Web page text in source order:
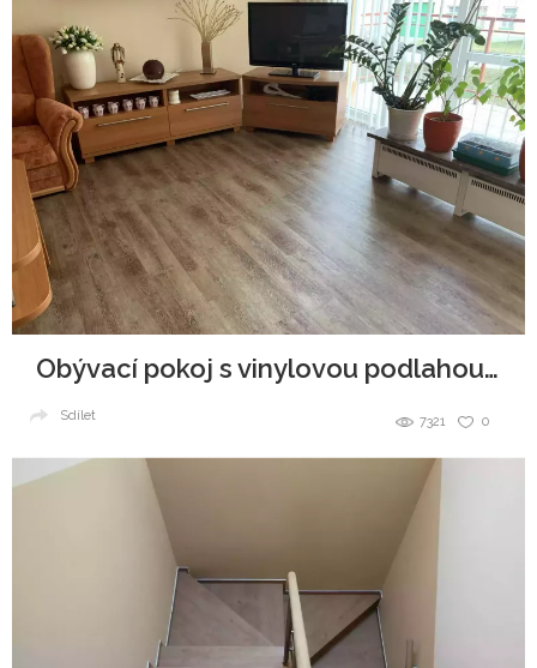
Obývací pokoj s vinylovou podlahou Dub Přírodní
0
7321
Sdílet